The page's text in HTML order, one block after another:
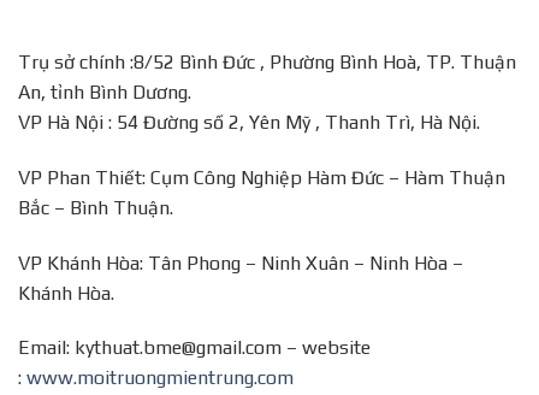
Trụ sở chính :8/52 Bình Đức , Phường Bình Hoà, TP. Thuận
An, tỉnh Bình Dương.
VP Hà Nội : 54 Đường số 2, Yên Mỹ , Thanh Trì, Hà Nội.
VP Phan Thiết: Cụm Công Nghiệp Hàm Đức – Hàm Thuận
Bắc – Bình Thuận.
VP Khánh Hòa: Tân Phong – Ninh Xuân – Ninh Hòa –
Khánh Hòa.
Email: kythuat.bme@gmail.com – website
: www.moitruongmientrung.com